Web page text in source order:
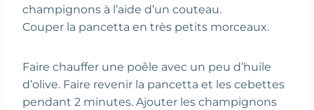
champignons à l’aide d’un couteau.
Couper la pancetta en très petits morceaux.
Faire chauffer une poêle avec un peu d’huile
d’olive. Faire revenir la pancetta et les cebettes
pendant 2 minutes. Ajouter les champignons